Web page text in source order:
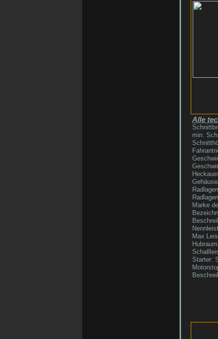
Alle
min.
Marke
Max
Starter: